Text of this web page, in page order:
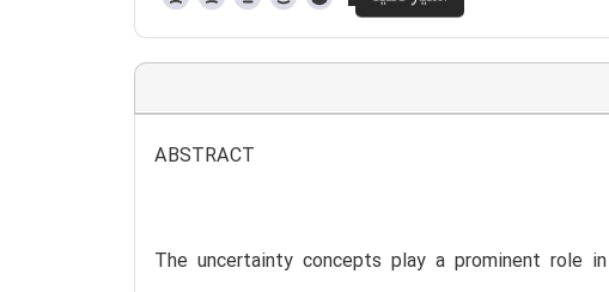
ABSTRACT
The uncertainty concepts play a prominent role